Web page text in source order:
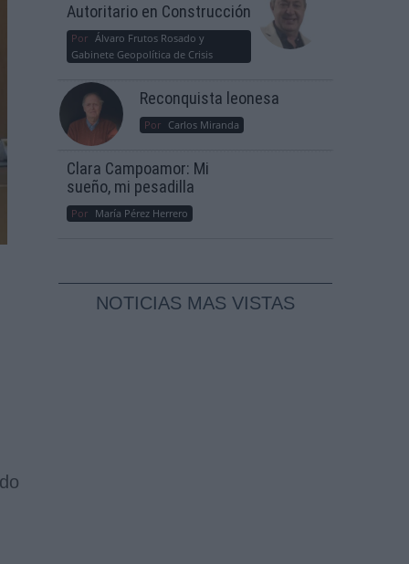
Autoritario en Construcción
Por Álvaro Frutos Rosado y
Gabinete Geopolítica de Crisis
Reconquista leonesa
Por Carlos Miranda
Clara Campoamor: Mi
sueño, mi pesadilla
Por María Pérez Herrero
NOTICIAS MAS VISTAS